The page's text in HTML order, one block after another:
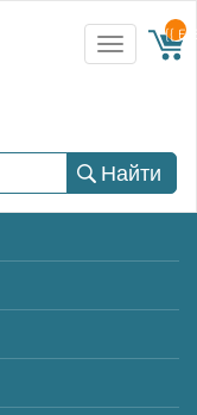
Toggle
navigation
{{
Найти